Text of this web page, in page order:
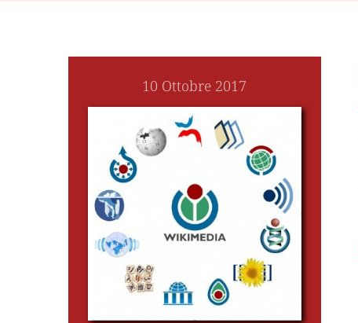
10 Ottobre 2017